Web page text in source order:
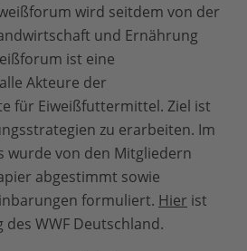
wird seitdem von der
und Ernährung
ist eine
Akteure der
für Eiweißfuttermittel. Ziel ist
zu erarbeiten. Im
wurde von den Mitgliedern
abgestimmt sowie
formuliert. Hier ist
WWF Deutschland.